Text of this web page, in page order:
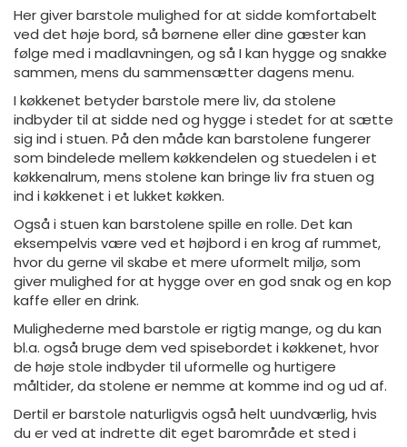
Her giver barstole mulighed for at sidde komfortabelt
ved det høje bord, så børnene eller dine gæster kan
følge med i madlavningen, og så I kan hygge og snakke
sammen, mens du sammensætter dagens menu.
I køkkenet betyder barstole mere liv, da stolene
indbyder til at sidde ned og hygge i stedet for at sætte
sig ind i stuen. På den måde kan barstolene fungerer
som bindelede mellem køkkendelen og stuedelen i et
køkkenalrum, mens stolene kan bringe liv fra stuen og
ind i køkkenet i et lukket køkken.
Også i stuen kan barstolene spille en rolle. Det kan
eksempelvis være ved et højbord i en krog af rummet,
hvor du gerne vil skabe et mere uformelt miljø, som
giver mulighed for at hygge over en god snak og en kop
kaffe eller en drink.
Mulighederne med barstole er rigtig mange, og du kan
bl.a. også bruge dem ved spisebordet i køkkenet, hvor
de høje stole indbyder til uformelle og hurtigere
måltider, da stolene er nemme at komme ind og ud af.
Dertil er barstole naturligvis også helt uundværlig, hvis
du er ved at indrette dit eget barområde et sted i